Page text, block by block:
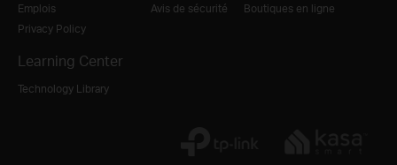
Emplois
Privacy Policy
Avis de sécurité
Boutiques en ligne
Learning Center
Technology Library